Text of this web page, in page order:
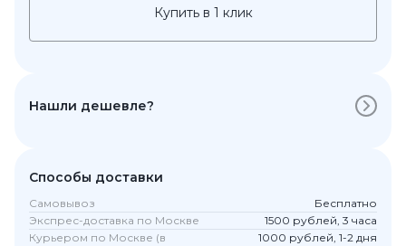
Купить в 1 клик
Нашли дешевле?
Способы доставки
Самовывоз
Бесплатно
Экспрес-доставка по Москве
1500 рублей, 3 часа
Курьером по Москве (в
1000 рублей, 1-2 дня